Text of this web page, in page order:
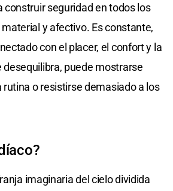
construir seguridad en todos los
y afectivo. Es constante,
con el placer, el confort y la
desequilibra, puede mostrarse
rutina o resistirse demasiado a los
imaginaria del cielo dividida